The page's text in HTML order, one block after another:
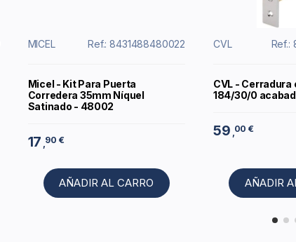
MICEL Ref.: 8431488480022
Micel - Kit Para Puerta
Corredera 35mm Níquel
Satinado - 48002
17 ,90 €
AÑADIR AL CARRO
CVL Ref.:
CVL - Cerradura
184/30/0
59 00 €
AÑADIR